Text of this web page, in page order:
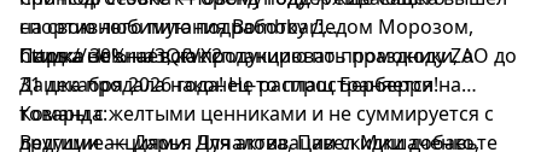
на свою любимую подработку Дедом Морозом,
Пашка не знает, как спланировать праздники, а
Дашка продала наконец-то плащ Берберри!
спортивного питания Bombbar:
https://clck.ru/3QfVX2
Скидка 30% на всю продукцию по промокоду ZAO до
31 декабря 2026 года! Не распространяется на
товары с желтыми ценниками и не суммируется с
другими акциями. Для активации скидки добавьте
Команда:
Ведущие — Дарья Чучалова, Павел Мишаченко,